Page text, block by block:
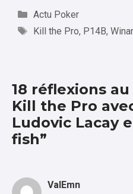
Catégories
Actu Poker
Étiquettes
Kill the Pro, P14B,
18 réflexions
Kill the Pro
Ludovic Lacay
fish”
ValEmn